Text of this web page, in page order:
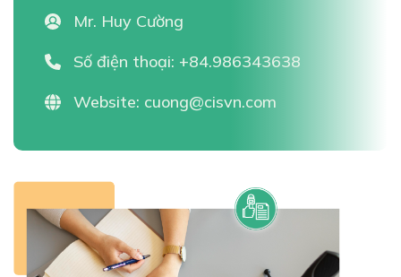
Mr. Huy Cường
Số điện thoại: +84.986343638
Website: cuong@cisvn.com